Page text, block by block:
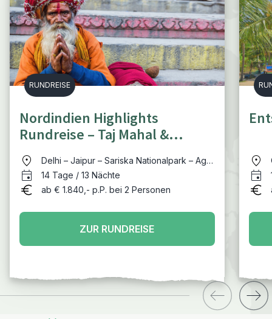
RUNDREISE
Nordindien Highlights
Rundreise – Taj Mahal &
heiliger Ganges
Delhi – Jaipur – Sariska Nationalpark – Agra
(Taj Mahal) – Varanasi – Delhi
14 Tage / 13 Nächte
ab € 1.840,- p.P. bei 2 Personen
ZUR RUNDREISE